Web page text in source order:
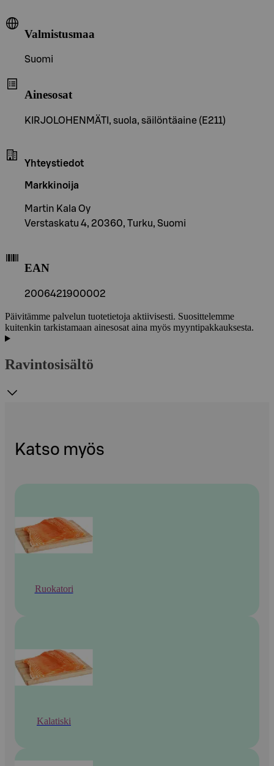
Valmistusmaa
Suomi
Ainesosat
KIRJOLOHENMÄTI, suola, säilöntäaine (E211)
Yhteystiedot
Markkinoija
Martin Kala Oy
Verstaskatu 4, 20360, Turku, Suomi
EAN
2006421900002
Päivitämme palvelun tuotetietoja aktiivisesti. Suosittelemme
kuitenkin tarkistamaan ainesosat aina myös myyntipakkauksesta.
Ravintosisältö
Katso myös
Ruokatori
Kalatiski